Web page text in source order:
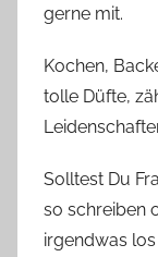
gerne mit.
Kochen,
tolle Düfte,
Solltest Du
so schreiben
irgendwas